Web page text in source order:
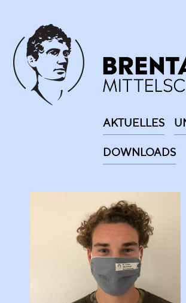
AKTUELLES
DOWNLOADS